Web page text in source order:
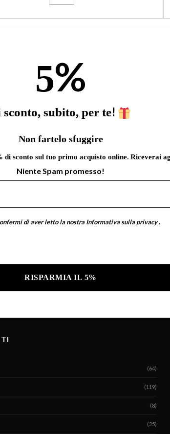
5%
sconto, subito, per te!
Non fartelo sfuggire
sconto sul tuo primo acquisto online. Riceverai
Niente Spam promesso!
di aver letto la nostraInformativa sulla privacy .
(64)
(119)
(8)
(25)